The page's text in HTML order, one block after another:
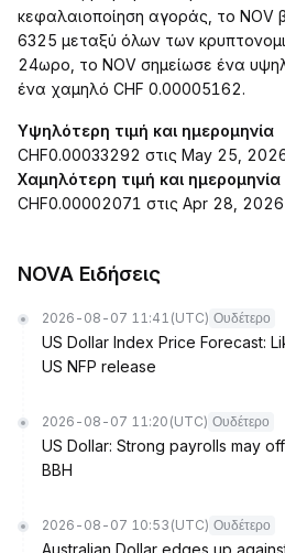
κεφαλαιοποίηση αγοράς, το NOV
6325 μεταξύ όλων των
24ωρο, το NOV σημείωσε ένα
ένα χαμηλό CHF 0.00005162.
Υψηλότερη τιμή και ημερομηνία
CHF0.00033292 στις May 25,
Χαμηλότερη τιμή και ημερομηνία
CHF0.00002071 στις Apr 28, 2026
NOVA Ειδήσεις
2026-08-07 11:41 (UTC) Ουδέτερο
US Dollar Index Price Forecast:
US NFP release
2026-08-07 11:20 (UTC) Ουδέτερο
US Dollar: Strong payrolls may
BBH
2026-08-07 10:53 (UTC) Ουδέτερο
Australian Dollar edges up